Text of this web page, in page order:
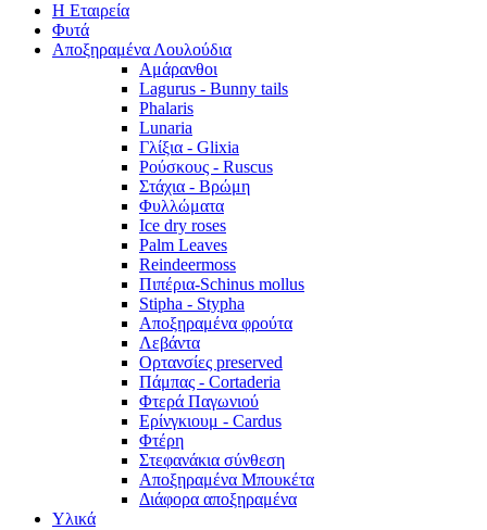
Η Εταιρεία
Φυτά
Αποξηραμένα Λουλούδια
Αμάρανθοι
Lagurus - Bunny tails
Phalaris
Lunaria
Γλίξια - Glixia
Ρούσκους - Ruscus
Στάχια - Βρώμη
Φυλλώματα
Ice dry roses
Palm Leaves
Reindeermoss
Πιπέρια-Schinus mollus
Stipha - Stypha
Αποξηραμένα φρούτα
Λεβάντα
Ορτανσίες preserved
Πάμπας - Cortaderia
Φτερά Παγωνιού
Ερίνγκιουμ - Cardus
Φτέρη
Στεφανάκια σύνθεση
Αποξηραμένα Μπουκέτα
Διάφορα αποξηραμένα
Υλικά